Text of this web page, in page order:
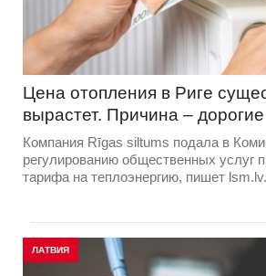
Цена отопления в Риге
вырастет. Причина –
Компания Rīgas siltums подала в
регулированию общественных услуг
тарифа на теплоэнергию, пишет lsm.lv.
ЛАТВИЯ